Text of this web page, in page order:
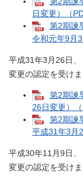
日変更）（
第2期諫
令和元年9月
平成31年3月26日
変更の認定を受けま
第2期諫
26日変更）
第2期諫
平成31年3月
平成30年11月9日
変更の認定を受けま